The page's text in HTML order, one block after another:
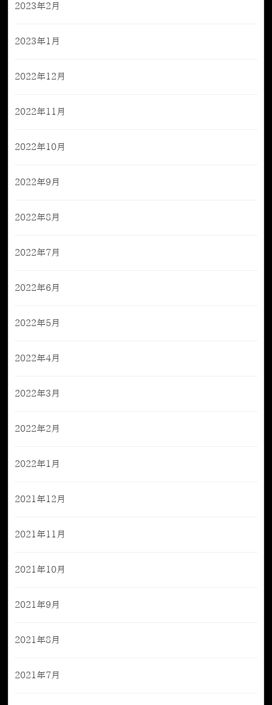
2023年2月
2023年1月
2022年12月
2022年11月
2022年10月
2022年9月
2022年8月
2022年7月
2022年6月
2022年5月
2022年4月
2022年3月
2022年2月
2022年1月
2021年12月
2021年11月
2021年10月
2021年9月
2021年8月
2021年7月